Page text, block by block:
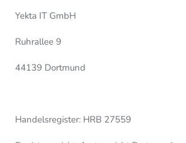
Yekta IT GmbH
Ruhrallee 9
44139 Dortmund
Handelsregister: HRB 27559